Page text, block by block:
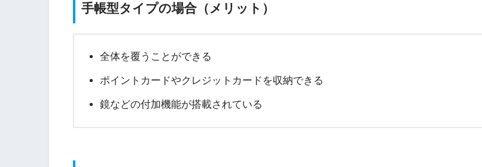
手帳型タイプの場合（メリット）
全体を覆うことができる
ポイントカードやクレジットカードを収納できる
鏡などの付加機能が搭載されている